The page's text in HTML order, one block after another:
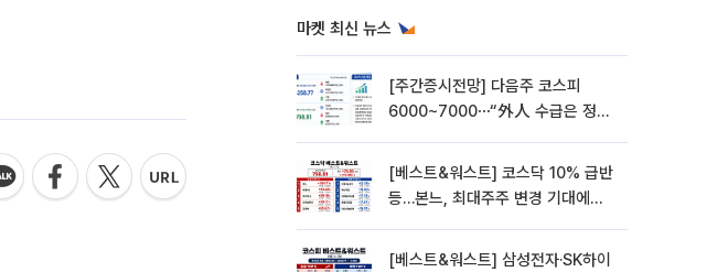
마켓 최신 뉴스
[주간증시전망] 다음주 코스피
6000~7000⋯“外人 수급은 정책
[베스트&워스트] 코스닥 10% 급반
등…본느, 최대주주 변경 기대에
[베스트&워스트] 삼성전자·SK하이